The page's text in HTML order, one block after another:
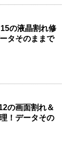
の液晶割れ修
タそのままで
の画面割れ＆
！データその